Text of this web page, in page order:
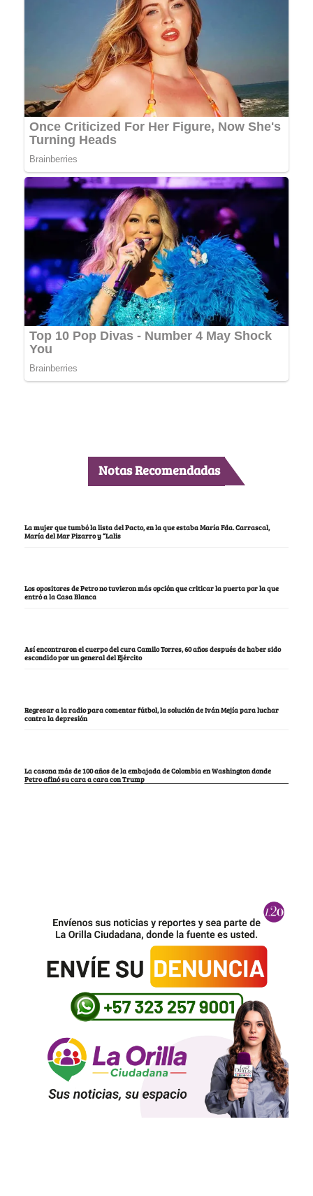
Notas Recomendadas
La mujer que tumbó la lista del Pacto, en la que estaba María Fda. Carrascal,
María del Mar Pizarro y “Lalis
Los opositores de Petro no tuvieron más opción que criticar la puerta por la que
entró a la Casa Blanca
Así encontraron el cuerpo del cura Camilo Torres, 60 años después de haber sido
escondido por un general del Ejército
Regresar a la radio para comentar fútbol, la solución de Iván Mejía para luchar
contra la depresión
La casona más de 100 años de la embajada de Colombia en Washington donde
Petro afinó su cara a cara con Trump